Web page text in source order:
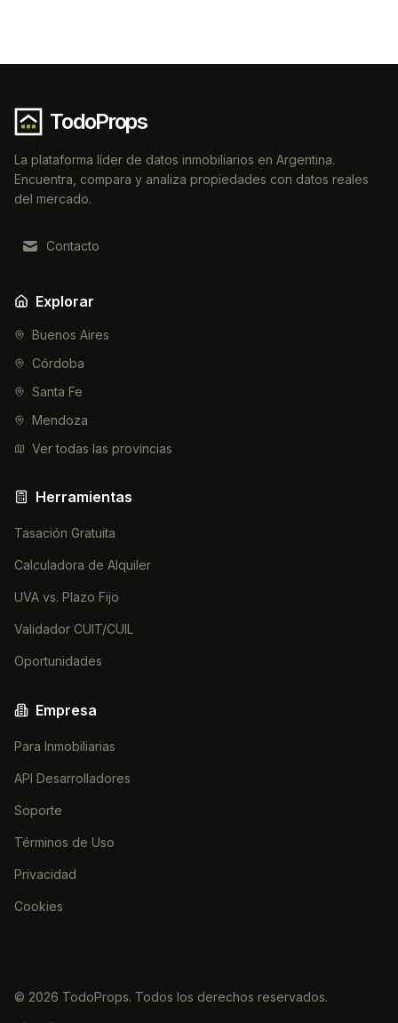
TodoProps
La plataforma líder de datos inmobiliarios en Argentina.
Encuentra, compara y analiza propiedades con datos reales
del mercado.
Contacto
Explorar
Buenos Aires
Córdoba
Santa Fe
Mendoza
Ver todas las provincias
Herramientas
Tasación Gratuita
Calculadora de Alquiler
UVA vs. Plazo Fijo
Validador CUIT/CUIL
Oportunidades
Empresa
Para Inmobiliarias
API Desarrolladores
Soporte
Términos de Uso
Privacidad
Cookies
© 2026 TodoProps. Todos los derechos reservados.